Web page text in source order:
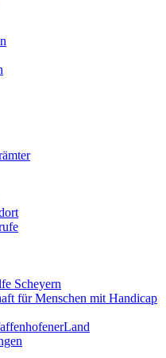
Scheyern
für Menschen mit Handicap